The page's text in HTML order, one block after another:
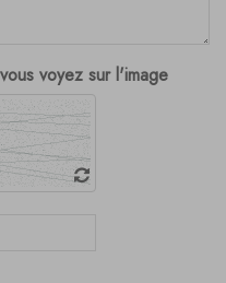
voyez sur l'image